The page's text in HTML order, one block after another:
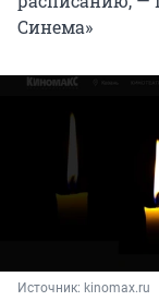
Синема»
Источник: kinomax.ru